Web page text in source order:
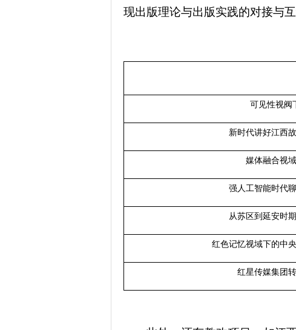
现出版理论与出版实践的对接与互
可见性视阀
新时代讲好江西
媒体融合视
强人工智能时代
从苏区到延安时
红色记忆视域下的中
红星传媒集团